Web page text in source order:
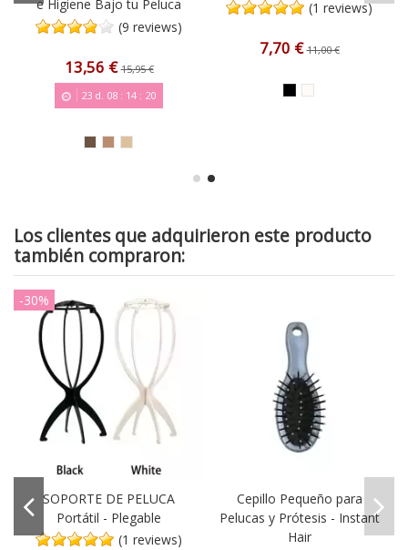
e Higiene Bajo tu Peluca
(9 reviews)
13,56 €15,95 €
23d. 08: 14: 20
(1 reviews)
7,70 €11,00 €
Los clientes que adquirieron este producto
también compraron:
-30%
SOPORTE DE PELUCA
Portátil - Plegable
(1 reviews)
Cepillo Pequeño para
Pelucas y Prótesis - Instant
Hair